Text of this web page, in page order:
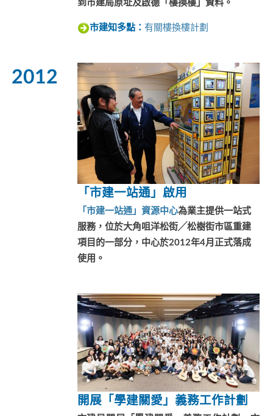
到市建局原址及啟德「樓換樓」資料。
市建知多點： 有關樓換樓計劃
「市建一站通」啟用
「市建一站通」資源中心為業主提供一站式
服務，位於大角咀洋松街╱松樹街市區重建
項目的一部分，中心於2012年4月正式落成
使用。
2012
開展「學建關愛」義務工作計劃